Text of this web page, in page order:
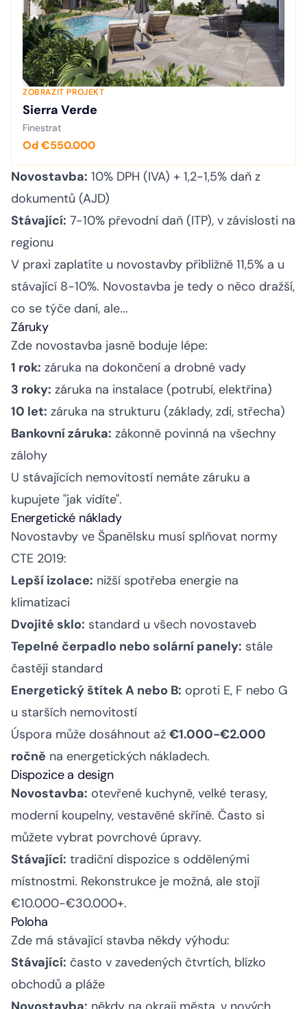
ZOBRAZIT PROJEKT
Sierra Verde
Finestrat
Od €550.000
Novostavba: 10% DPH (IVA) + 1,2-1,5% daň z
dokumentů (AJD)
Stávající: 7-10% převodní daň (ITP), v závislosti na
regionu
V praxi zaplatíte u novostavby přibližně 11,5% a u
stávající 8-10%. Novostavba je tedy o něco dražší,
co se týče daní, ale...
Záruky
Zde novostavba jasně boduje lépe:
1 rok: záruka na dokončení a drobné vady
3 roky: záruka na instalace (potrubí, elektřina)
10 let: záruka na strukturu (základy, zdi, střecha)
Bankovní záruka: zákonně povinná na všechny
zálohy
U stávajících nemovitostí nemáte záruku a
kupujete "jak vidíte".
Energetické náklady
Novostavby ve Španělsku musí splňovat normy
CTE 2019:
Lepší izolace: nižší spotřeba energie na
klimatizaci
Dvojité sklo: standard u všech novostaveb
Tepelné čerpadlo nebo solární panely: stále
častěji standard
Energetický štítek A nebo B: oproti E, F nebo G
u starších nemovitostí
Úspora může dosáhnout až €1.000-€2.000
ročně na energetických nákladech.
Dispozice a design
Novostavba: otevřené kuchyně, velké terasy,
moderní koupelny, vestavěné skříně. Často si
můžete vybrat povrchové úpravy.
Stávající: tradiční dispozice s oddělenými
místnostmi. Rekonstrukce je možná, ale stojí
€10.000-€30.000+.
Poloha
Zde má stávající stavba někdy výhodu:
Stávající: často v zavedených čtvrtích, blízko
obchodů a pláže